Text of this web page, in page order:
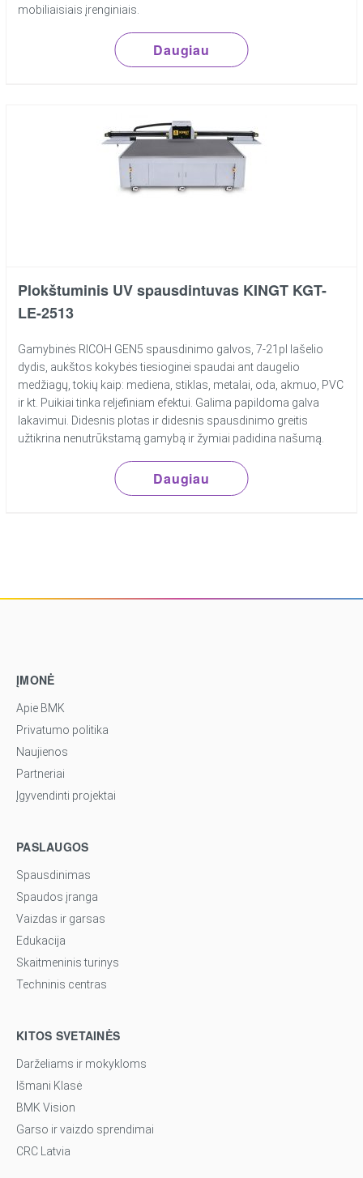
mobiliaisiais įrenginiais.
Daugiau
Plokštuminis UV spausdintuvas KINGT KGT-
LE-2513
Gamybinės RICOH GEN5 spausdinimo galvos, 7-21pl lašelio
dydis, aukštos kokybės tiesioginei spaudai ant daugelio
medžiagų, tokių kaip: mediena, stiklas, metalai, oda, akmuo, PVC
ir kt. Puikiai tinka reljefiniam efektui. Galima papildoma galva
lakavimui. Didesnis plotas ir didesnis spausdinimo greitis
užtikrina nenutrūkstamą gamybą ir žymiai padidina našumą.
Daugiau
ĮMONĖ
Apie BMK
Privatumo politika
Naujienos
Partneriai
Įgyvendinti projektai
PASLAUGOS
Spausdinimas
Spaudos įranga
Vaizdas ir garsas
Edukacija
Skaitmeninis turinys
Techninis centras
KITOS SVETAINĖS
Darželiams ir mokykloms
Išmani Klasė
BMK Vision
Garso ir vaizdo sprendimai
CRC Latvia